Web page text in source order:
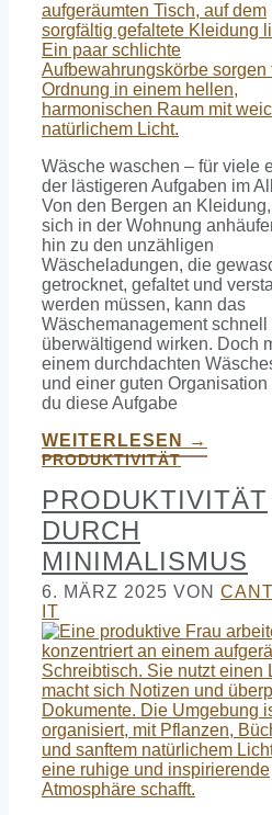
Wäsche waschen – für viele
der lästigeren Aufgaben im
Von den Bergen an
sich in der Wohnung
hin zu den unzähligen
Wäscheladungen, die
getrocknet, gefaltet und
werden müssen, kann das
Wäschemanagement schnell
überwältigend wirken. Doch
einem durchdachten
und einer guten Organisation
du diese Aufgabe
WEITERLESEN →
PRODUKTIVITÄT
PRODUKTIVITÄT
DURCH
MINIMALISMUS
6. MÄRZ 2025 VON
IT